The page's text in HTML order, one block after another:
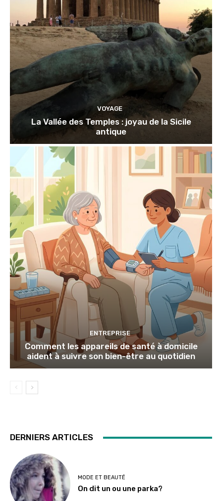
VOYAGE
La Vallée des Temples : joyau de la Sicile
antique
ENTREPRISE
Comment les appareils de santé à domicile
aident à suivre son bien-être au quotidien
DERNIERS ARTICLES
MODE ET BEAUTÉ
On dit un ou une parka?